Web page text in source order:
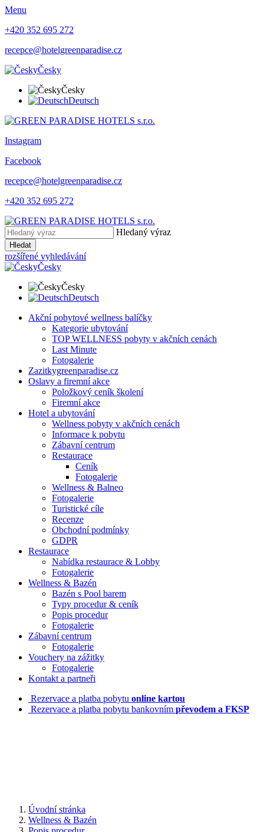
Menu
+420 352 695 272
recepce@hotelgreenparadise.cz
Česky
Česky
Deutsch
Instagram
Facebook
recepce@hotelgreenparadise.cz
+420 352 695 272
Hledaný výraz
Hledat
rozšířené vyhledávání
Česky
Česky
Deutsch
Akční pobytové wellness balíčky
Kategorie ubytování
TOP WELLNESS pobyty v akčních cenách
Last Minute
Fotogalerie
Zazitkygreenparadise.cz
Oslavy a firemní akce
Položkový ceník školení
Firemní akce
Hotel a ubytování
Wellness pobyty v akčních cenách
Informace k pobytu
Zábavní centrum
Restaurace
Ceník
Fotogalerie
Wellness & Balneo
Fotogalerie
Turistické cíle
Recenze
Obchodní podmínky
GDPR
Restaurace
Nabídka restaurace & Lobby
Fotogalerie
Wellness & Bazén
Bazén s Pool barem
Typy procedur & ceník
Popis procedur
Fotogalerie
Zábavní centrum
Fotogalerie
Vouchery na zážitky
Fotogalerie
Kontakt a partneři
Rezervace a platba pobytu online kartou
Rezervace a platba pobytu bankovním převodem a FKSP
Úvodní stránka
Wellness & Bazén